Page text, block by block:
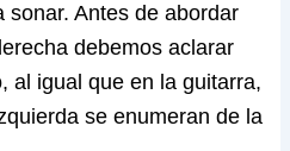
sonar. Antes de abordar
debemos aclarar
al igual que en la guitarra,
se enumeran de la